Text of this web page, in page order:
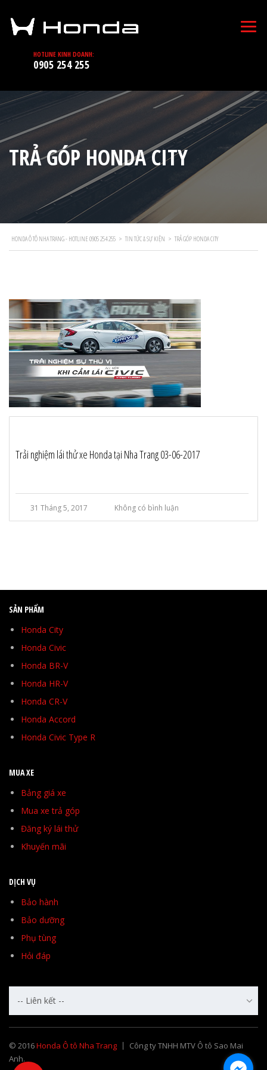
HOTLINE KINH DOANH:
0905 254 255
TRẢ GÓP HONDA CITY
HONDA Ô TÔ NHA TRANG - HOTLINE 0905 254 255 > TIN TỨC & SỰ KIỆN > TRẢ GÓP HONDA CITY
Trải nghiệm lái thử xe Honda tại Nha Trang 03-06-2017
31 Tháng 5, 2017 Không có bình luận
SẢN PHẨM
Honda City
Honda Civic
Honda BR-V
Honda HR-V
Honda CR-V
Honda Accord
Honda Civic Type R
MUA XE
Bảng giá xe
Mua xe trả góp
Đăng ký lái thử
Khuyến mãi
DỊCH VỤ
Bảo hành
Bảo dưỡng
Phụ tùng
Hỏi đáp
-- Liên kết --
© 2016Honda Ô tô Nha Trang
Công ty TNHH MTV Ô tô Sao Mai
Anh.